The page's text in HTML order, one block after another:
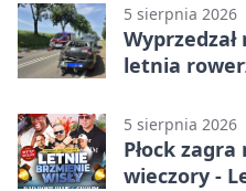
5 sierpnia 2026
letnia
5 sierpnia 2026
Płock zagra
wieczory -